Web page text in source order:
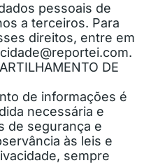
pessoais de
a terceiros. Para
direitos, entre em
.
DE
de informações é
necessária e
de segurança e
às leis e
sempre